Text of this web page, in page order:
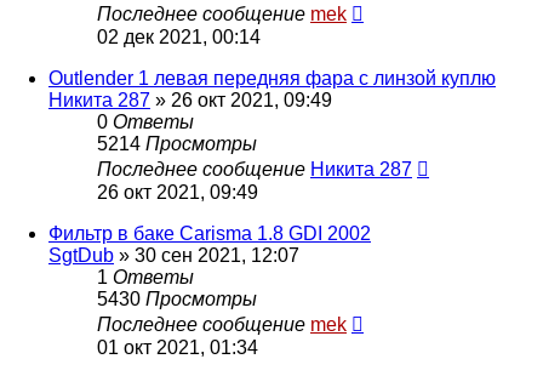
Последнее сообщение mek
02 дек 2021, 00:14
Outlender 1 левая передняя фара с линзой куплю
Никита 287 » 26 окт 2021, 09:49
0 Ответы
5214 Просмотры
Последнее сообщение Никита 287
26 окт 2021, 09:49
Фильтр в баке Carisma 1.8 GDI 2002
SgtDub » 30 сен 2021, 12:07
1 Ответы
5430 Просмотры
Последнее сообщение mek
01 окт 2021, 01:34